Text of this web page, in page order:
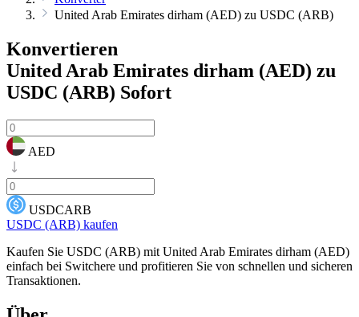
United Arab Emirates dirham (AED) zu USDC (ARB)
Konvertieren
United Arab Emirates dirham (AED) zu
USDC (ARB) Sofort
AED
USDCARB
USDC (ARB) kaufen
Kaufen Sie USDC (ARB) mit United Arab Emirates dirham (AED)
einfach bei Switchere und profitieren Sie von schnellen und sicheren
Transaktionen.